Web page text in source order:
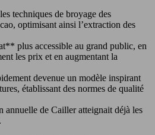
techniques de broyage des
optimisant ainsi l’extraction des
plus accessible au grand public, en
les prix et en augmentant la
devenue un modèle inspirant
établissant des normes de qualité
annuelle de Cailler atteignait déjà les